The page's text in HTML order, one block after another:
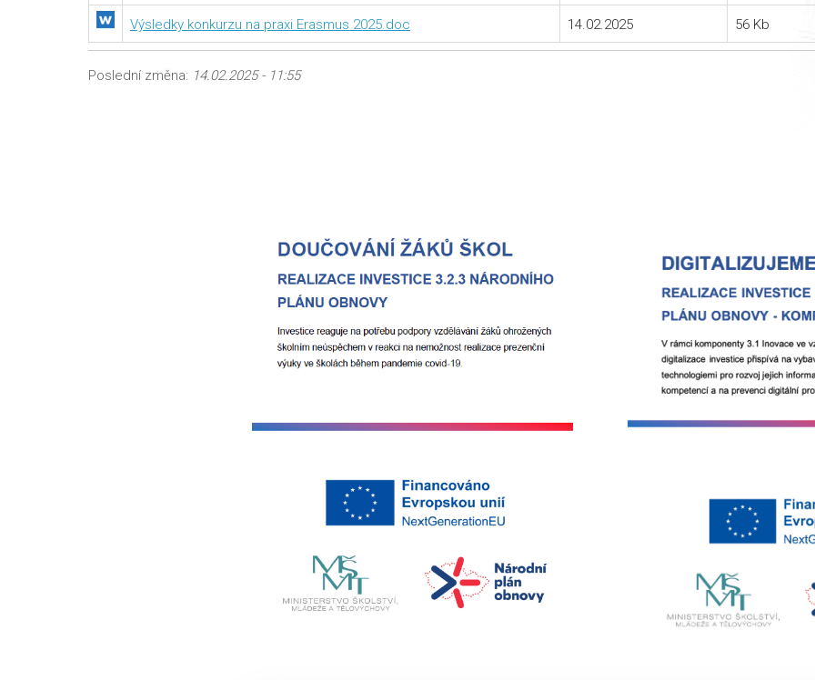
Výsledky konkurzu na praxi Erasmus 2025.doc 14.02.2025 56 Kb
Poslední změna: 14.02.2025 - 11:55